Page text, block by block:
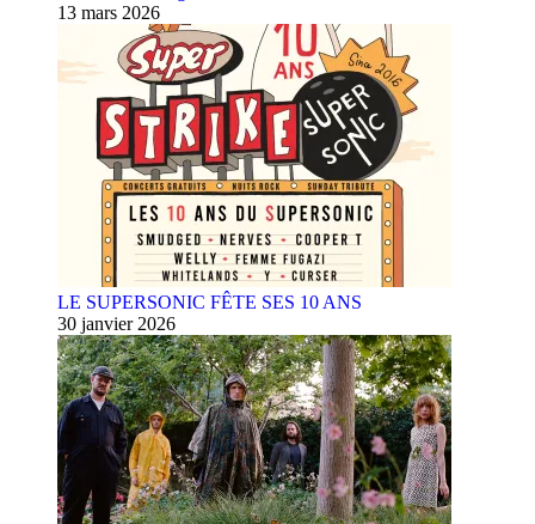
13 mars 2026
LE SUPERSONIC FÊTE SES 10 ANS
30 janvier 2026